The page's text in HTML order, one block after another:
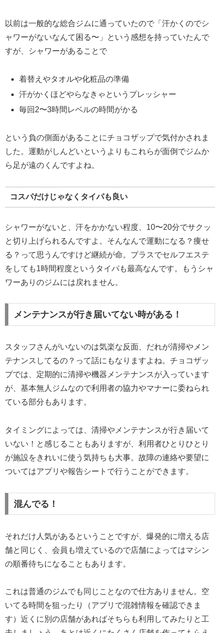
以前は一般的な総合ジムに通っていたので「汗かくのでシ
ャワーがないなんて困る〜」という感想を持っていたんで
すが、シャワーがあることで
着替えやタオルや化粧品の準備
汗がかくほどやらなきゃというプレッシャー
毎回2〜3時間レベルの時間がかる
という負の側面があることにチョコザップで気付かされま
した。運動がしんどいというよりもこれらが面倒でジムか
ら足が遠のくんですよね。
コスパだけじゃなくタイパも良い
シャワーがないと、汗をかかない程度、10〜20分でサクッ
と切り上げられるんですよ。そんなんで運動になる？痩せ
る？って思うんですけど継続が命。プラスでセルフエステ
をしても1時間程度というタイパも最高なんです。もうシャ
ワーありのジムには戻れません。
メンテナンスが行き届いてない時がある！
スタッフさんがいないのは気楽な反面、だれが清掃やメン
テナンスしてるの？って話にもなりますよね。チョコザッ
プでは、定期的に清掃や機器メンテナンスが入っています
が、基本無人ジムなので利用者の協力やマナーに委ねられ
ている部分もあります。
タイミングによっては、清掃やメンテナンスが行き届いて
いない！と感じることもありますが、利用者ひとりひとり
が施設をきれいに使う気持ちも大事。故障の連絡や要望に
ついてはアプリや報告シートで行うことができます。
混んでる！
それだけ人気があるということですが、爆発的に増える店
舗と同じく、会員も増えているので店舗によってはマシン
の順番待ちになることもあります。
これは普通のジムでも同じことなので仕方ありません。空
いてる時間を狙ったり（アプリで混雑情報を確認できま
す）近くに別の店舗があればそちらも利用してみたりと工